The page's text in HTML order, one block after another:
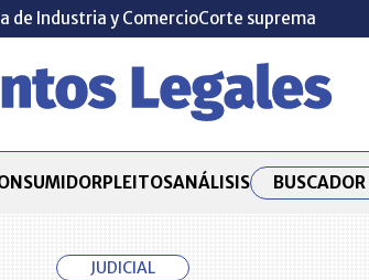
de Industria y ComercioCorte suprema
PLEITOSANÁLISIS
JUDICIAL